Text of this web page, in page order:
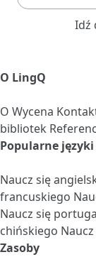
Idź
O LingQ
O Wycena
bibliotek
Popularne języki
Naucz się
francuskiego
Naucz się
chińskiego
Zasoby